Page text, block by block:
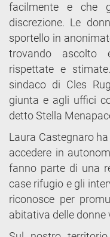
facilmente e che
discrezione. Le
sportello in
trovando ascolto
rispettate e
sindaco di Cles
giunta e agli uffici
detto Stella
Laura Castegnaro
accedere in
fanno parte di una
case rifugio e gli
riconosce per
abitativa delle donne